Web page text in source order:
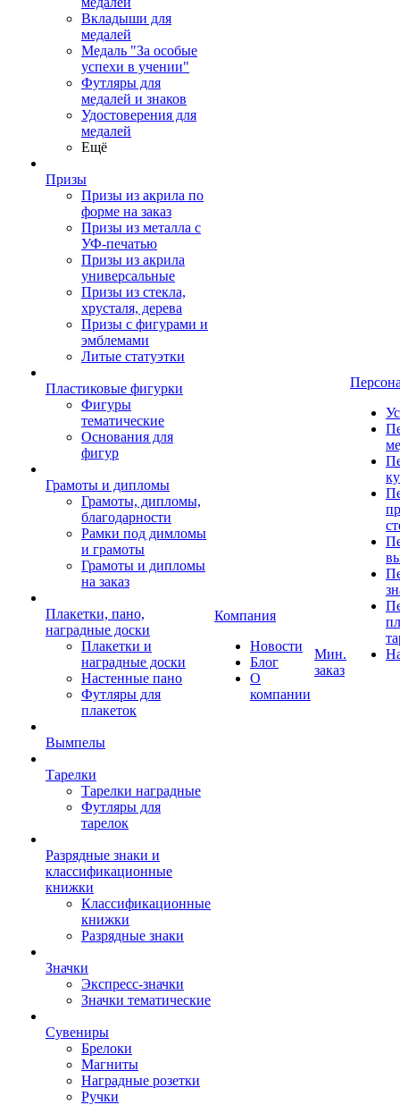
Вкладыши для
медалей
Медаль "За особые
успехи в учении"
Футляры для
медалей и знаков
Удостоверения для
медалей
Ещё
Призы
Призы из акрила по
форме на заказ
Призы из металла с
УФ-печатью
Призы из акрила
универсальные
Призы из стекла,
хрусталя, дерева
Призы с фигурами и
эмблемами
Литые статуэтки
Пластиковые фигурки
Фигуры
тематические
Основания для
фигур
Грамоты и дипломы
Грамоты, дипломы,
благодарности
Рамки под димломы
и грамоты
Грамоты и дипломы
на заказ
Плакетки, пано,
наградные доски
Плакетки и
наградные доски
Настенные пано
Футляры для
плакеток
Вымпелы
Тарелки
Тарелки наградные
Футляры для
тарелок
Разрядные знаки и
классификационные
книжки
Классификационные
книжки
Разрядные знаки
Значки
Экспресс-значки
Значки тематические
Сувениры
Брелоки
Магниты
Наградные розетки
Ручки
Компания
Новости
Блог
О
компании
Мин.
заказ